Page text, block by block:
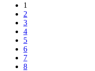
1
2
3
4
5
6
7
8